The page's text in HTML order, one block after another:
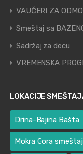
VAUČERI ZA
Smeštaj sa
Sadržaj za decu
VREMENSKA
LOKACIJE
Drina-Bajina Bašta
Mokra Gora smeštaj